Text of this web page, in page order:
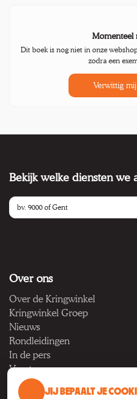
Momenteel
Dit boek is nog niet in onze
zodra een
Verwittig
Bekijk welke diensten we
Over ons
Over de Kringwinkel
Kringwinkel Groep
Nieuws
Rondleidingen
In de pers
Vacatures
JIJ BEPAALT JE